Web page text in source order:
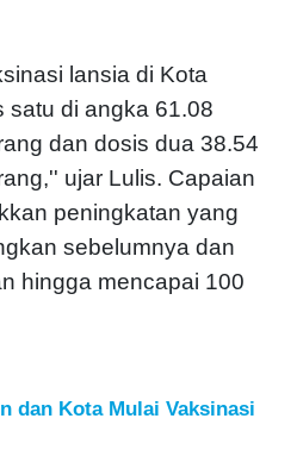
lansia di Kota
satu di angka 61.08
dan dosis dua 38.54
ujar Lulis. Capaian
peningkatan yang
sebelumnya dan
hingga mencapai 100
dan Kota Mulai Vaksinasi